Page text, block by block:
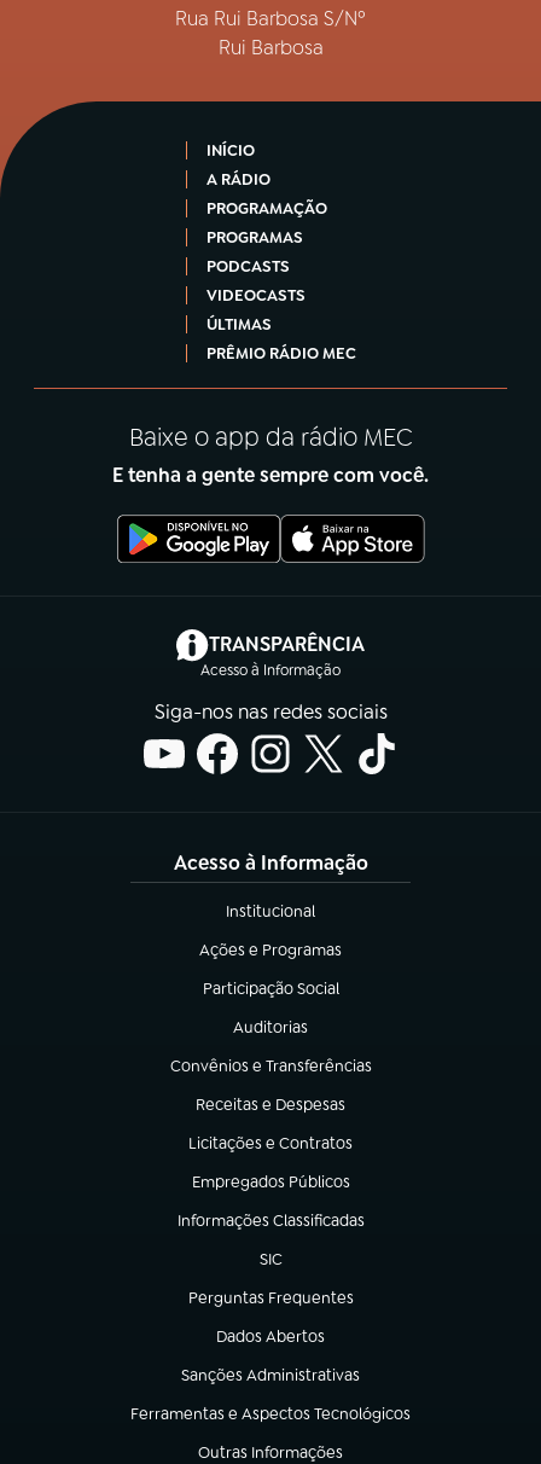
Rua Rui Barbosa S/Nº
Rui Barbosa
INÍCIO
A RÁDIO
PROGRAMAÇÃO
PROGRAMAS
PODCASTS
VIDEOCASTS
ÚLTIMAS
PRÊMIO RÁDIO MEC
Baixe o app da rádio MEC
E tenha a gente sempre com você.
TRANSPARÊNCIA
Acesso à Informação
(abre em nova aba)
Siga-nos nas redes sociais
Acesso à Informação
Institucional
(abre em nova aba)
Ações e Programas
(abre em nova aba)
Participação Social
(abre em nova aba)
Auditorias
(abre em nova aba)
Convênios e Transferências
(abre em nova aba)
Receitas e Despesas
(abre em nova aba)
Licitações e Contratos
(abre em nova aba)
Empregados Públicos
(abre em nova aba)
Informações Classificadas
(abre em nova aba)
SIC
(abre em nova aba)
Perguntas Frequentes
(abre em nova aba)
Dados Abertos
(abre em nova aba)
Sanções Administrativas
(abre em nova aba)
Ferramentas e Aspectos Tecnológicos
(abre em nova aba)
Outras Informações